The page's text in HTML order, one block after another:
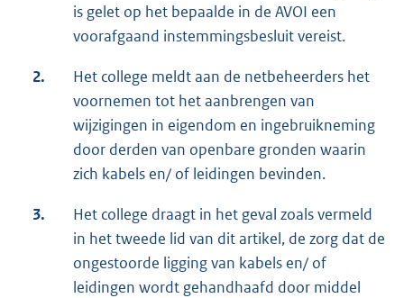
is gelet op het bepaalde in de AVOI een
voorafgaand instemmingsbesluit vereist.
2.
Het college meldt aan de netbeheerders het
voornemen tot het aanbrengen van
wijzigingen in eigendom en ingebruikneming
door derden van openbare gronden waarin
zich kabels en/ of leidingen bevinden.
3.
Het college draagt in het geval zoals vermeld
in het tweede lid van dit artikel, de zorg dat de
ongestoorde ligging van kabels en/ of
leidingen wordt gehandhaafd door middel